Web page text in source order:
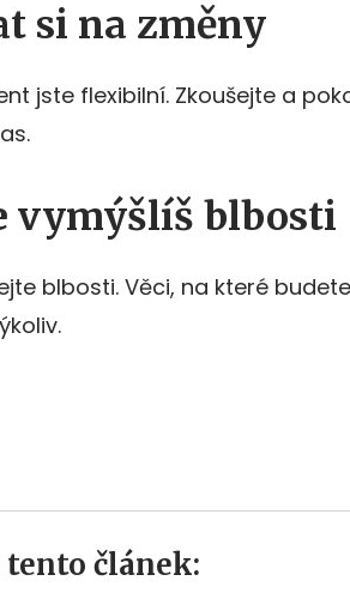
si na změny
jste flexibilní. Zkoušejte a
vymýšlíš blbosti
blbosti. Věci, na které
článek: